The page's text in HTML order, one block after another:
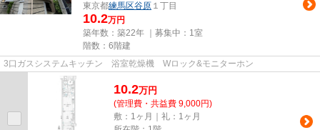
東京都練馬区谷原 １丁目
10.2万円
築年数：築22年 ｜募集中： 1室
階数：6階建
3口ガスシステムキッチン 浴室乾燥機 Wロック&モニターホン
10.2万円
(管理費・共益費 9,000円)
敷：1ヶ月｜礼：1ヶ月